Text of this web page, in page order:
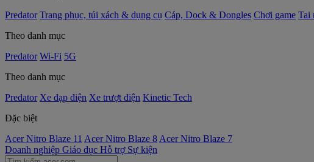
Predator Trang phục, túi xách & dụng cụ Cáp, Dock & Dongles Chơi game Tai
Theo danh mục
Predator Wi-Fi 5G
Theo danh mục
Predator Xe đạp điện Xe trượt điện Kinetic Tech
Đặc biệt
Acer Nitro Blaze 11 Acer Nitro Blaze 8 Acer Nitro Blaze 7
Doanh nghiệp Giáo dục Hỗ trợ Sự kiện